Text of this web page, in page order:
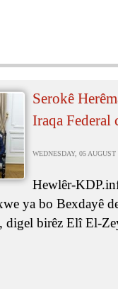
Serokê
Iraqa Federal
WEDNESDAY, 05 AUGUST
Hewlêr-
ya bo Bexdayê
digel birêz Elî El-